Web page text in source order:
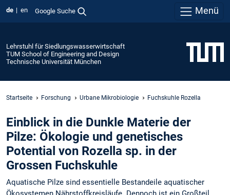
de en Google Suche Menü
Lehrstuhl für Siedlungswasserwirtschaft
TUM School of Engineering and Design
Technische Universität München
Startseite Forschung Urbane Mikrobiologie Fuchskuhle Rozella
Einblick in die Dunkle Materie der
Pilze: Ökologie und genetisches
Potential von Rozella sp. in der
Grossen Fuchskuhle
Aquatische Pilze sind essentielle Bestandeile aquatischer